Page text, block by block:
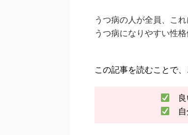
うつ病の人が全員、こ
うつ病になりやすい性
この記事を読むことで
良
自